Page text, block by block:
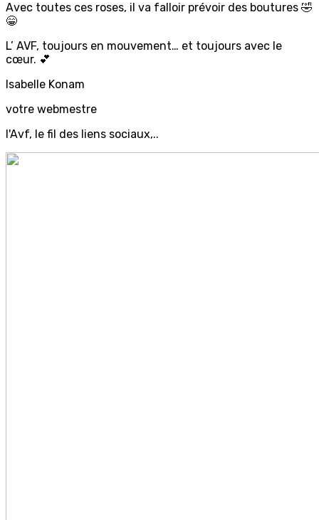
Avec toutes ces roses, il va falloir prévoir des boutures 🤣
😁
L’ AVF, toujours en mouvement… et toujours avec le
cœur. 💕
Isabelle Konam
votre webmestre
l'Avf, le fil des liens sociaux,..